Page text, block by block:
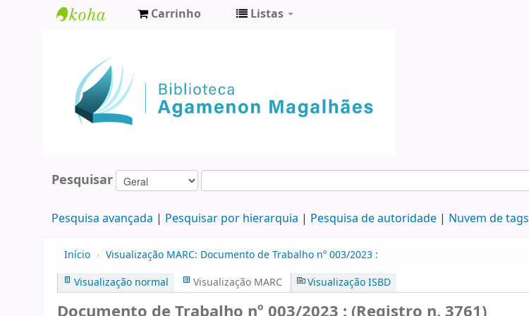
Agamenon
Magalhães
Carrinho Listas
Pesquisar
Pesquisa avançada Pesquisar por hierarquia Pesquisa de autoridade Nuvem de tags
Início › Visualização MARC: Documento de Trabalho nº 003/2023 :
Visualização normal
Visualização MARC Visualização ISBD